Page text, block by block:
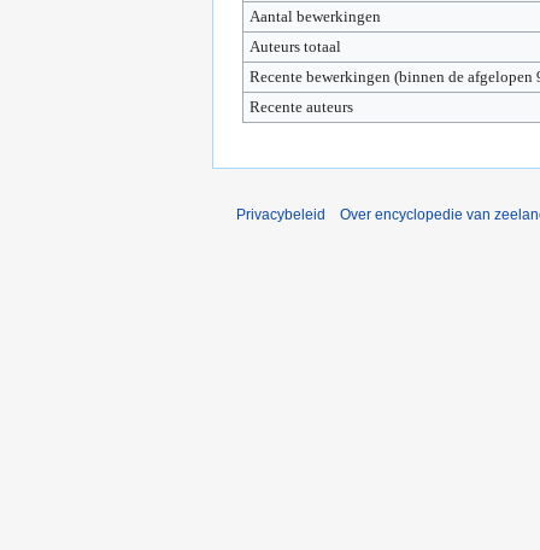
Aantal bewerkingen
Auteurs totaal
Recente bewerkingen (binnen de afgelopen
Recente auteurs
Privacybeleid Over encyclopedie van